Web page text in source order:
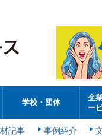
学校・団体
企
ー
記事 事例紹介